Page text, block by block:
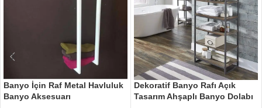
Banyo İçin Raf Metal Havluluk
Banyo Aksesuarı
Dekoratif Banyo Rafı Açık
Tasarım Ahşaplı Banyo Dolabı